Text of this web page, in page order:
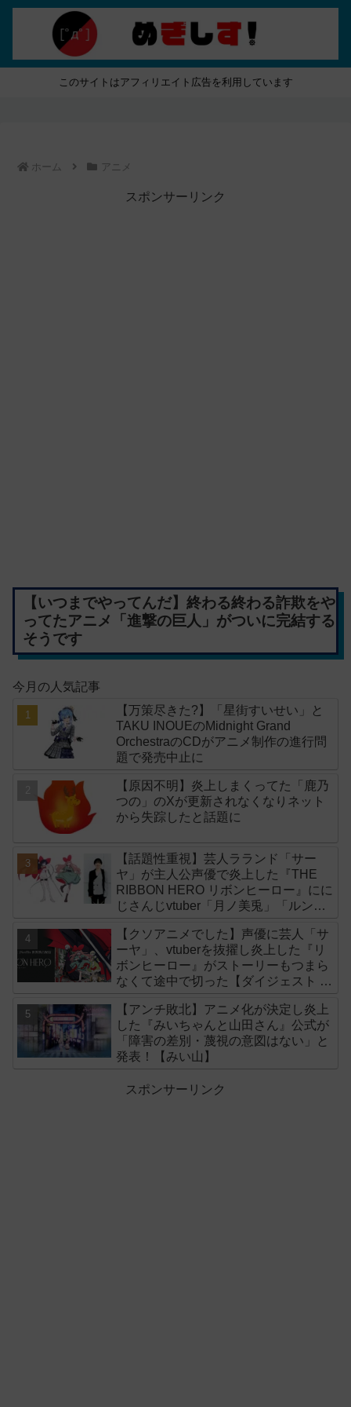
このサイトはアフィリエイト広告を利用しています
ホーム アニメ
スポンサーリンク
【いつまでやってんだ】終わる終わる詐欺をや
ってたアニメ「進撃の巨人」がついに完結する
そうです
今月の人気記事
【万策尽きた?】「星街すいせい」と
TAKU INOUEのMidnight Grand
OrchestraのCDがアニメ制作の進行問
題で発売中止に
【原因不明】炎上しまくってた「鹿乃
つの」のXが更新されなくなりネット
から失踪したと話題に
【話題性重視】芸人ラランド「サー
ヤ」が主人公声優で炎上した『THE
RIBBON HERO リボンヒーロー』にに
じさんじvtuber「月ノ美兎」「ルンル
【クソアニメでした】声優に芸人「サ
ーヤ」、vtuberを抜擢し炎上した『リ
ボンヒーロー』がストーリーもつまら
なくて途中で切った【ダイジェスト 演
【アンチ敗北】アニメ化が決定し炎上
した『みいちゃんと山田さん』公式が
「障害の差別・蔑視の意図はない」と
発表！【みい山】
スポンサーリンク